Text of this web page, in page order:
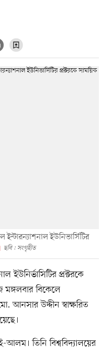
ইন্টারন্যাশনাল ইউনিভার্সিটির
ছবি : সংগৃহীত
ইউনির্ভাসিটির প্রক্টরকে
মঙ্গলবার বিকেলে
মো. আনসার উদ্দীন স্বাক্ষরিত
তিনি বিশ্ববিদ্যালয়ের